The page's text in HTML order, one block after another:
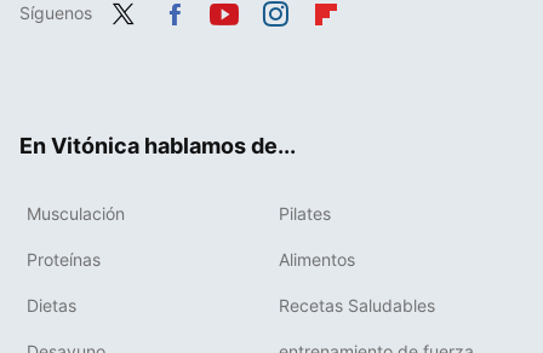
Síguenos
En Vitónica hablamos de...
Musculación Pilates
Proteínas Alimentos
Dietas Recetas Saludables